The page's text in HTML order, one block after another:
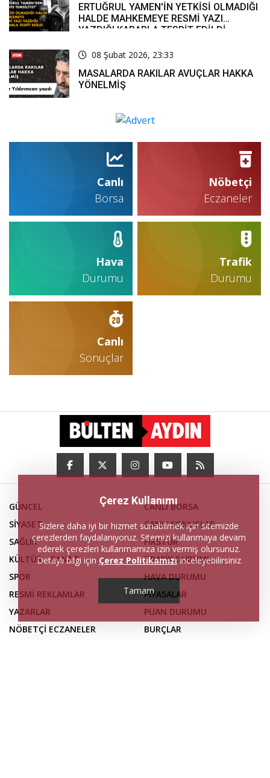
ERTUĞRUL YAMEN'İN YETKİSİ OLMADIĞI
HALDE MAHKEMEYE RESMİ YAZI
YAZDIĞI KARARLA TESPİT EDİLDİ
08 Şubat 2026, 23:33
MASALARDA RAKILAR AVUÇLAR HAKKA
YÖNELMİŞ
Canlı
Borsa
Nöbetçi
Eczaneler
Hava
Durumu
Trafik
Durumu
Canlı
Sonuçlar
GÜNCEL
SİYASET
SAĞLIK
KÜLTÜR - SANAT
SPOR
RESMİ REKLAMLAR
YAZARLAR
NÖBETÇİ ECZANELER
CANLI BORSA
CANLI SONUÇLAR
FİKSTÜR
TRAFİK DURUMU
HAVA DURUMU
PİYASALAR
PUAN DURUMU
BURÇLAR
Çerez Kullanımı
Sizlere daha iyi bir hizmet sunabilmek için sitemizde
çerezlerden faydalanıyoruz. Sitemizi kullanmaya devam
ederek çerezleri kullanmamıza izin vermiş olursunuz.
Detaylı bilgi için Çerez Politikamızıinceleyebilirsiniz
Tamam